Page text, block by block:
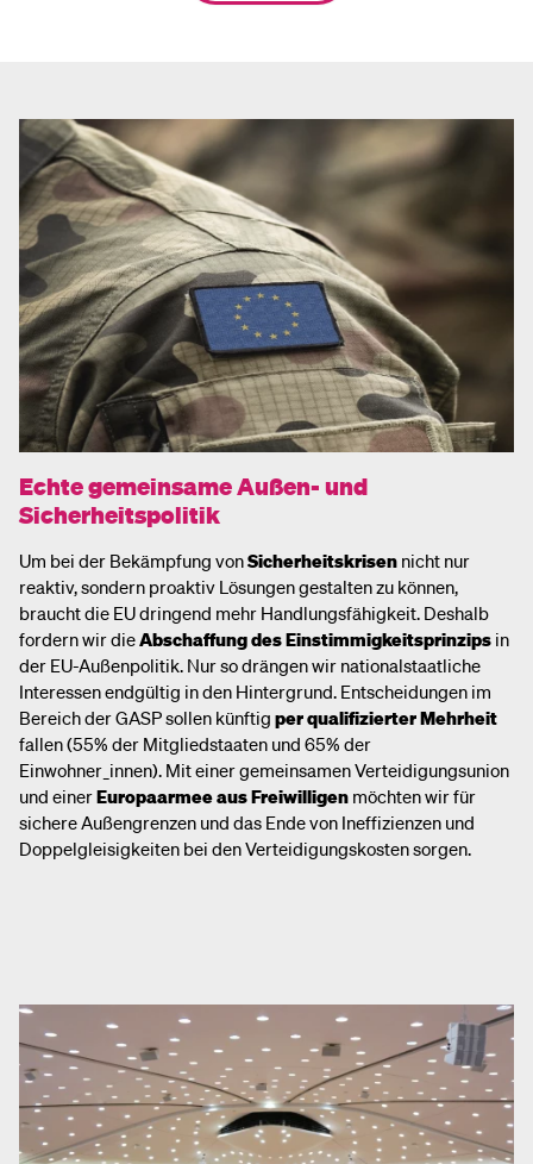
Echte gemeinsame Außen- und
Sicherheitspolitik
Um bei der Bekämpfung vonSicherheitskrisen nicht nur
reaktiv, sondern proaktiv Lösungen gestalten zu können,
braucht die EU dringend mehr Handlungsfähigkeit. Deshalb
fordern wir dieAbschaffung des Einstimmigkeitsprinzips in
der EU-Außenpolitik. Nur so drängen wir nationalstaatliche
Interessen endgültig in den Hintergrund. Entscheidungen im
Bereich der GASP sollen künftig per qualifizierter Mehrheit
fallen (55% der Mitgliedstaaten und 65% der
Einwohner_innen). Mit einer gemeinsamen Verteidigungsunion
und einerEuropaarmee aus Freiwilligen möchten wir für
sichere Außengrenzen und das Ende von Ineffizienzen und
Doppelgleisigkeiten bei den Verteidigungskosten sorgen.